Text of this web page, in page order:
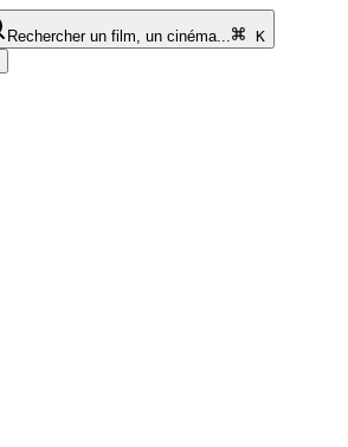
Rechercher un film, un cinéma...
K